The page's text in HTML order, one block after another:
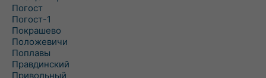
Погост
Погост-1
Покрашево
Положевичи
Поплавы
Правдинский
Привольный